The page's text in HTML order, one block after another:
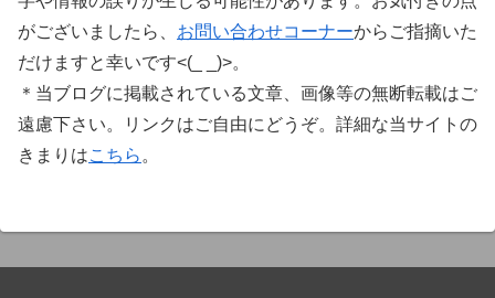
がございましたら、 お問い合わせコーナーからご指摘いた
だけますと幸いです<(_ _)>。
＊当ブログに掲載されている文章、画像等の無断転載はご
遠慮下さい。リンクはご自由にどうぞ。詳細な当サイトの
きまりはこちら 。